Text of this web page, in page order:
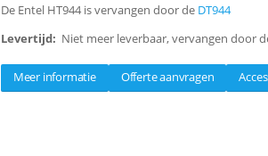
De Entel HT944 is vervangen door de DT944
Levertijd: Niet meer leverbaar, vervangen door
Meer informatie Offerte aanvragen